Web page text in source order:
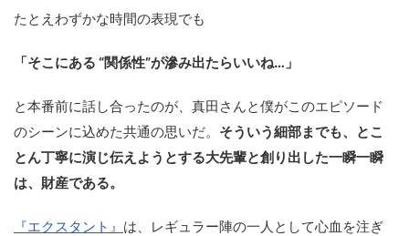
たとえわずかな時間の表現でも
「そこにある “関係性”が滲み出たらいいね…」
と本番前に話し合ったのが、真田さんと僕がこのエピソード
のシーンに込めた共通の思いだ。 そういう細部までも、とこ
とん丁寧に演じ伝えようとする大先輩と創り出した一瞬一瞬
は、財産である。
『エクスタント』 は、レギュラー陣の一人として心血を注ぎ